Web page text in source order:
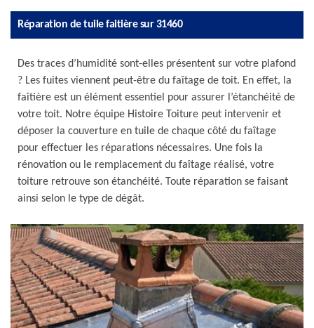
Réparation de tuile faitière sur 31460
Des traces d’humidité sont-elles présentent sur votre plafond
? Les fuites viennent peut-être du faîtage de toit. En effet, la
faîtière est un élément essentiel pour assurer l’étanchéité de
votre toit. Notre équipe Histoire Toiture peut intervenir et
déposer la couverture en tuile de chaque côté du faîtage
pour effectuer les réparations nécessaires. Une fois la
rénovation ou le remplacement du faîtage réalisé, votre
toiture retrouve son étanchéité. Toute réparation se faisant
ainsi selon le type de dégât.